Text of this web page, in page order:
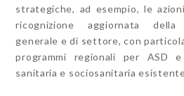
strategiche, ad esempio, le
ricognizione aggiornata della
generale e di settore, con
programmi regionali per ASD
sanitaria e sociosanitaria